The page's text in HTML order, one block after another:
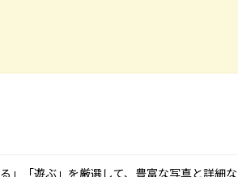
」「遊ぶ」を厳選して、豊富な写真と詳細な